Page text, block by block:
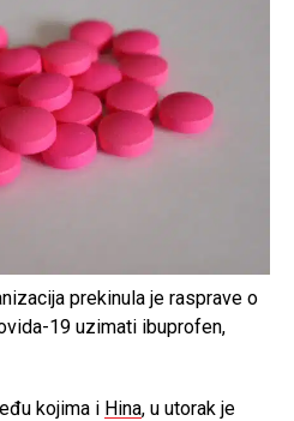
prekinula je rasprave o
19 uzimati ibuprofen,
kojima i Hina, u utorak je